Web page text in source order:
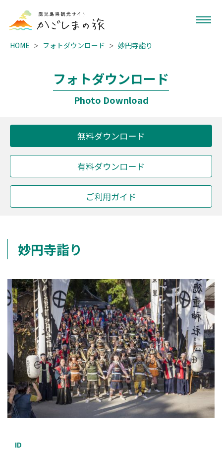
HOME フォトダウンロード 妙円寺詣り
フォトダウンロード
Photo Download
無料ダウンロード
有料ダウンロード
ご利用ガイド
妙円寺詣り
ID